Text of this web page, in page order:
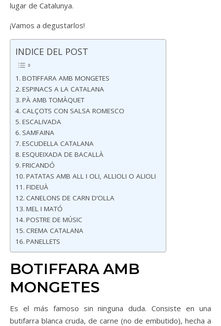
lugar de Catalunya.
¡Vamos a degustarlos!
INDICE DEL POST
BOTIFFARA AMB MONGETES
ESPINACS A LA CATALANA
PÀ AMB TOMÀQUET
CALÇOTS CON SALSA ROMESCO
ESCALIVADA
SAMFAINA
ESCUDELLA CATALANA
ESQUEIXADA DE BACALLÀ
FRICANDÓ
PATATAS AMB ALL I OLI, ALLIOLI O ALIOLI
FIDEUÀ
CANELONS DE CARN D’OLLA
MEL I MATÓ
POSTRE DE MÚSIC
CREMA CATALANA
PANELLETS
BOTIFFARA AMB
MONGETES
Es el más famoso sin ninguna duda. Consiste en una
butifarra blanca cruda, de carne (no de embutido), hecha a